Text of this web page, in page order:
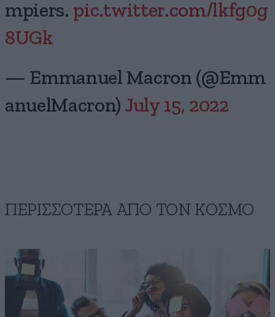
mpiers. pic.twitter.com/lkfg0g
8UGk
— Emmanuel Macron (@Emm
anuelMacron) July 15, 2022
ΠΕΡΙΣΣΟΤΕΡΑ ΑΠΟ ΤΟΝ ΚΟΣΜΟ